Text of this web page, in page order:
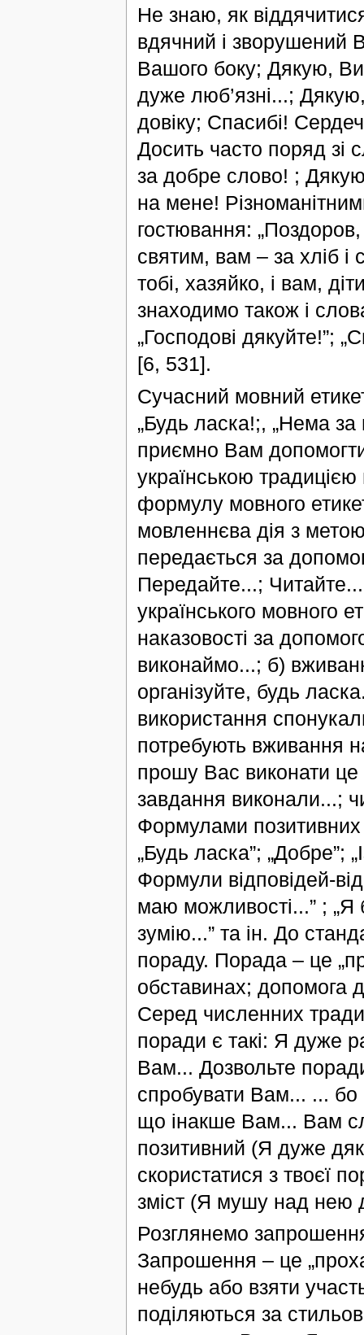
Не знаю, як
вдячний і зворушений
Вашого боку; Дякую,
дуже люб’язні...;
довіку; Спасибі!
Досить часто поряд
за добре слово! ;
на мене!
гостювання:
святим, вам – за хліб і
тобі, хазяйко, і вам,
знаходимо також і
„Господові дякуйте!”;
[6, 531].
Сучасний мовний
„Будь ласка!;, „Нема за
приємно Вам
українською
формулу мовного
мовленнєва дія з
передається за
Передайте...;
українського мовного
наказовості за
виконаймо...; б)
організуйте, будь
використання
потребують вживання
прошу Вас виконати
завдання виконали...;
Формулами позитивних
„Будь ласка”; „Добре”;
Формули відповідей-
маю можливості...” ; „Я
зумію...” та ін. До
пораду. Порада – це
обставинах; допомога
Серед численних
поради є такі: Я дуже
Вам... Дозвольте
спробувати Вам... ...
що інакше Вам... Вам
позитивний (Я дуже
скористатися з твоєї
зміст (Я мушу над нею
Розглянемо
Запрошення – це
небудь або взяти
поділяються за